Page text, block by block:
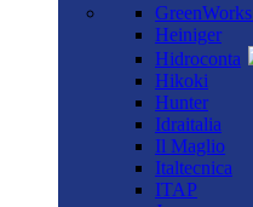
GreenWorks
Heiniger
Hidroconta
Hikoki
Hunter
Idraitalia
Il Maglio
Italtecnica
ITAP